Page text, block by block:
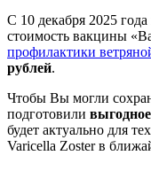
С 10 декабря 2025
стоимость вакцины
профилактики
рублей.
Чтобы Вы могли
подготовили
будет актуально для
Varicella Zoster в